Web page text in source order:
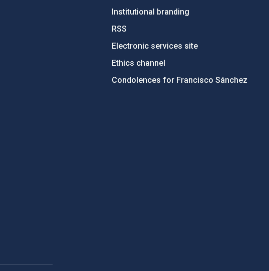
Institutional branding
RSS
Electronic services site
Ethics channel
Condolences for Francisco Sánchez